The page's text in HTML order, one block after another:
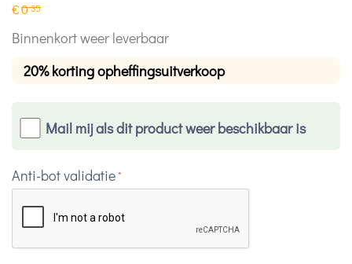
€035
Binnenkort weer leverbaar
20% korting opheffingsuitverkoop
Mail mij als dit product weer beschikbaar is
Anti-bot validatie